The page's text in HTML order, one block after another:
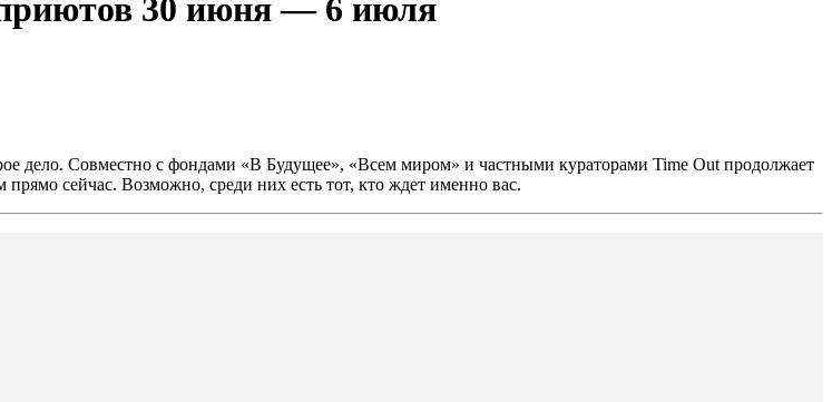
30 июня — 6 июля
дело. Совместно с фондами «В Будущее», «Всем миром» и частными кураторами Time Out продолжает
сейчас. Возможно, среди них есть тот, кто ждет именно вас.